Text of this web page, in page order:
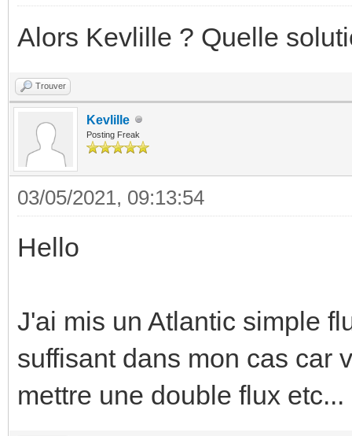
Alors Kevlille ? Quelle
Trouver
Kevlille
Posting Freak
03/05/2021, 09:13:54
Hello
J'ai mis un Atlantic simple
suffisant dans mon cas car
mettre une double flux etc...